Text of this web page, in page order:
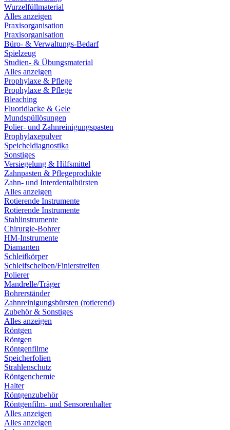
Wurzelfüllmaterial
Alles anzeigen
Praxisorganisation
Praxisorganisation
Büro- & Verwaltungs-Bedarf
Spielzeug
Studien- & Übungsmaterial
Alles anzeigen
Prophylaxe & Pflege
Prophylaxe & Pflege
Bleaching
Fluoridlacke & Gele
Mundspüllösungen
Polier- und Zahnreinigungspasten
Prophylaxepulver
Speicheldiagnostika
Sonstiges
Versiegelung & Hilfsmittel
Zahnpasten & Pflegeprodukte
Zahn- und Interdentalbürsten
Alles anzeigen
Rotierende Instrumente
Rotierende Instrumente
Stahlinstrumente
Chirurgie-Bohrer
HM-Instrumente
Diamanten
Schleifkörper
Schleifscheiben/Finierstreifen
Polierer
Mandrelle/Träger
Bohrerständer
Zahnreinigungsbürsten (rotierend)
Zubehör & Sonstiges
Alles anzeigen
Röntgen
Röntgen
Röntgenfilme
Speicherfolien
Strahlenschutz
Röntgenchemie
Halter
Röntgenzubehör
Röntgenfilm- und Sensorenhalter
Alles anzeigen
Alles anzeigen